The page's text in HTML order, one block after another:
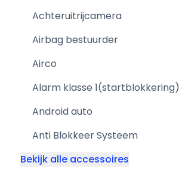
Achteruitrijcamera
Airbag bestuurder
Airco
Alarm klasse 1(startblokkering)
Android auto
Anti Blokkeer Systeem
Bekijk alle accessoires